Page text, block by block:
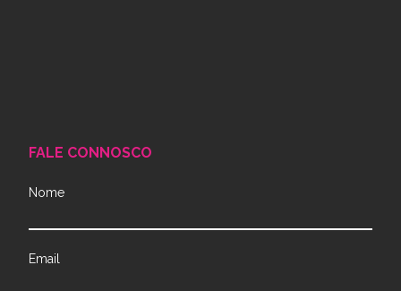
FALE CONNOSCO
Nome
Email